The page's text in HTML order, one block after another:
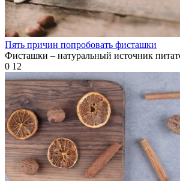
Пять причин попробовать фисташки
Фисташки – натуральный источник
0 12